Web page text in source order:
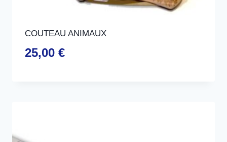
COUTEAU ANIMAUX
25,00 €